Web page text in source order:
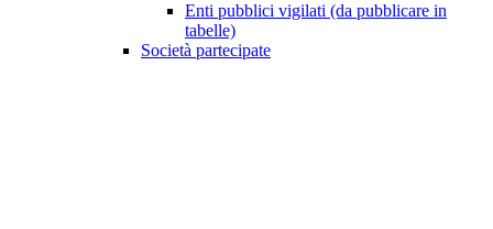
Enti pubblici vigilati (da pubblicare in
tabelle)
Società partecipate